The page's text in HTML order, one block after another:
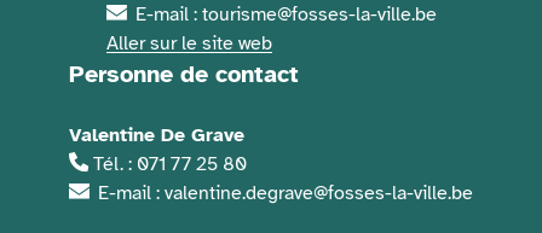
E-mail : tourisme@fosses-la-ville.be
Aller sur le site web
Personne de contact
Valentine De Grave
Tél. : 071 77 25 80
E-mail : valentine.degrave@fosses-la-ville.be